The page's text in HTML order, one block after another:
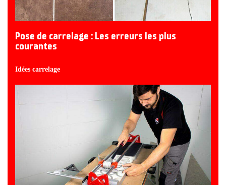
Pose de carrelage : Les erreurs les plus
courantes
Idées carrelage